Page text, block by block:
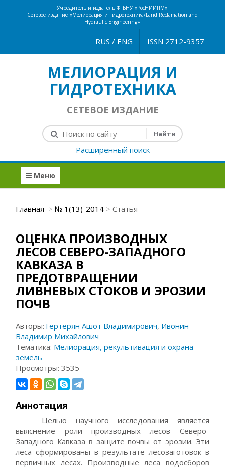
Учредитель и издатель ФГБНУ «РосНИИПМ»
Сетевое издание «Мелиорация и гидротехника/Land Reclamation and
Hydraulic Engineering»
ISSN 2712-9357
RUS / ENG
МЕЛИОРАЦИЯ И
ГИДРОТЕХНИКА
СЕТЕВОЕ ИЗДАНИЕ
Расширенный поиск
Меню
Главная № 1(13)-2014 Статья
ОЦЕНКА ПРОИЗВОДНЫХ
ЛЕСОВ СЕВЕРО-ЗАПАДНОГО
КАВКАЗА В
ПРЕДОТВРАЩЕНИИ
ЛИВНЕВЫХ СТОКОВ И ЭРОЗИИ
ПОЧВ
Авторы:Тертерян Ашот Владимирович, Ивонин
Владимир Михайлович
Тематика: Мелиорация, рекультивация и охрана
земель
Просмотры:3535
Аннотация
Целью научного исследования является
выяснение роли производных лесов Северо-
Западного Кавказа в защите почвы от эрозии. Эти
леса сформированы в результате лесозаготовок в
первичных лесах. Производные леса водосборов